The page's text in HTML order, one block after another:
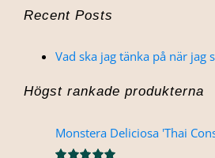
Recent Posts
Vad ska jag tänka på när jag
Högst rankade produkterna
Monstera Deliciosa 'Thai